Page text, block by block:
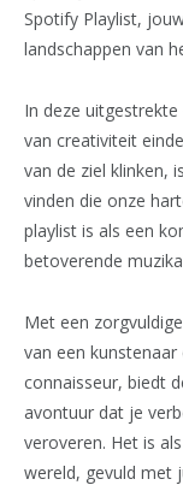
Spotify Playlist,
landschappen van
In deze
van creativiteit
van de ziel klinken,
vinden die onze
playlist is als een
betoverende
Met een
van een
connaisseur, biedt
avontuur dat je
veroveren. Het is
wereld, gevuld met